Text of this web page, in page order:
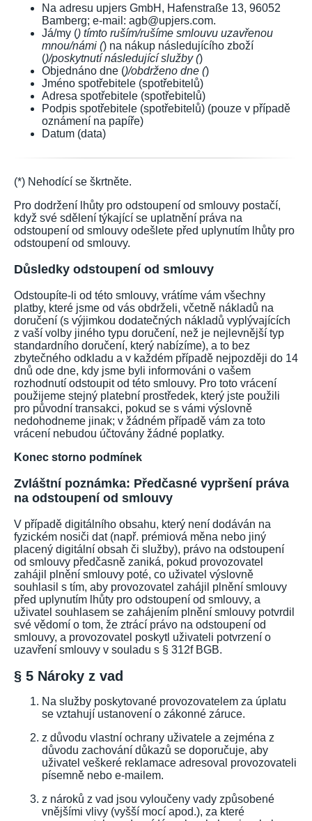
Na adresu upjers GmbH, Hafenstraße 13, 96052
Bamberg; e-mail: agb@upjers.com.
Já/my () tímto ruším/rušíme smlouvu uzavřenou
mnou/námi () na nákup následujícího zboží
()/poskytnutí následující služby ()
Objednáno dne ()/obdrženo dne ()
Jméno spotřebitele (spotřebitelů)
Adresa spotřebitele (spotřebitelů)
Podpis spotřebitele (spotřebitelů) (pouze v případě
oznámení na papíře)
Datum (data)
(*) Nehodící se škrtněte.
Pro dodržení lhůty pro odstoupení od smlouvy postačí,
když své sdělení týkající se uplatnění práva na
odstoupení od smlouvy odešlete před uplynutím lhůty pro
odstoupení od smlouvy.
Důsledky odstoupení od smlouvy
Odstoupíte-li od této smlouvy, vrátíme vám všechny
platby, které jsme od vás obdrželi, včetně nákladů na
doručení (s výjimkou dodatečných nákladů vyplývajících
z vaší volby jiného typu doručení, než je nejlevnější typ
standardního doručení, který nabízíme), a to bez
zbytečného odkladu a v každém případě nejpozději do 14
dnů ode dne, kdy jsme byli informováni o vašem
rozhodnutí odstoupit od této smlouvy. Pro toto vrácení
použijeme stejný platební prostředek, který jste použili
pro původní transakci, pokud se s vámi výslovně
nedohodneme jinak; v žádném případě vám za toto
vrácení nebudou účtovány žádné poplatky.
Konec storno podmínek
Zvláštní poznámka: Předčasné vypršení práva
na odstoupení od smlouvy
V případě digitálního obsahu, který není dodáván na
fyzickém nosiči dat (např. prémiová měna nebo jiný
placený digitální obsah či služby), právo na odstoupení
od smlouvy předčasně zaniká, pokud provozovatel
zahájil plnění smlouvy poté, co uživatel výslovně
souhlasil s tím, aby provozovatel zahájil plnění smlouvy
před uplynutím lhůty pro odstoupení od smlouvy, a
uživatel souhlasem se zahájením plnění smlouvy potvrdil
své vědomí o tom, že ztrácí právo na odstoupení od
smlouvy, a provozovatel poskytl uživateli potvrzení o
uzavření smlouvy v souladu s § 312f BGB.
§ 5 Nároky z vad
Na služby poskytované provozovatelem za úplatu
se vztahují ustanovení o zákonné záruce.
z důvodu vlastní ochrany uživatele a zejména z
důvodu zachování důkazů se doporučuje, aby
uživatel veškeré reklamace adresoval provozovateli
písemně nebo e-mailem.
z nároků z vad jsou vyloučeny vady způsobené
vnějšími vlivy (vyšší mocí apod.), za které